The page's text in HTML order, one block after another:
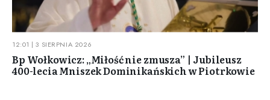
12:01 | 3 SIERPNIA 2026
Bp Wołkowicz: „Miłość nie zmusza” | Jubileusz
400-lecia Mniszek Dominikańskich w Piotrkowie